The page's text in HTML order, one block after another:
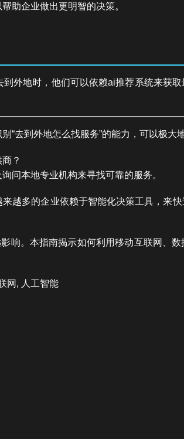
助企业做出更明智的决策。
外地时，他们可以依赖ai推荐系统来获
去到外地怎么找服务”的能力，可以极大
？
问本地专业机构来寻找可靠的服务。
越多的企业依赖于智能化决策工具，来
响。本指南揭示如何利用移动互联网、
网, 人工智能